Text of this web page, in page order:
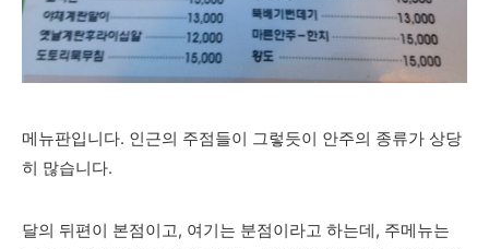
메뉴판입니다. 인근의 주점들이 그렇듯이 안주의 종류가 상당
히 많습니다.
달의 뒤편이 본점이고, 여기는 분점이라고 하는데, 주메뉴는